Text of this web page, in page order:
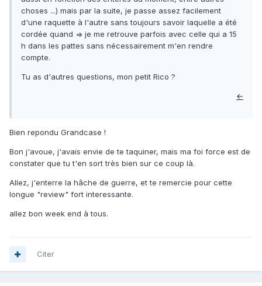
choses ...) mais par la suite, je passe assez facilement
d'une raquette à l'autre sans toujours savoir laquelle a été
cordée quand => je me retrouve parfois avec celle qui a 15
h dans les pattes sans nécessairement m'en rendre
compte.
Tu as d'autres questions, mon petit Rico ?
←
Bien repondu Grandcase !
Bon j'avoue, j'avais envie de te taquiner, mais ma foi force est de
constater que tu t'en sort très bien sur ce coup là.
Allez, j'enterre la hâche de guerre, et te remercie pour cette
longue "review" fort interessante.
allez bon week end à tous.
Citer